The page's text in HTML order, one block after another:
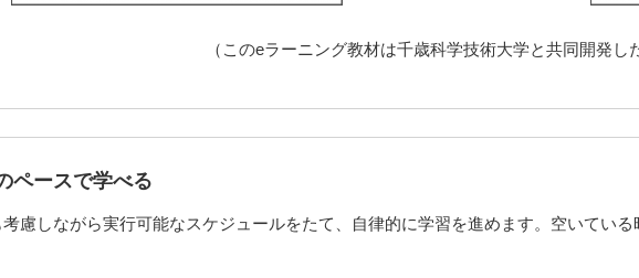
（このeラーニング教材は千歳科学技術大学と共同開発し
ペースで学べる
慮しながら実行可能なスケジュールをたて、自律的に学習を進めます。空いてい